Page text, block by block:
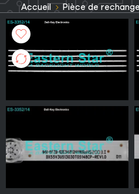
Accueil Pièce de